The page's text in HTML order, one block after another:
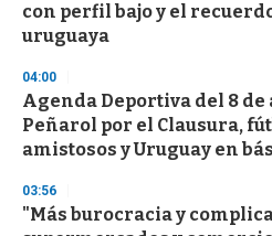
con perfil bajo y el
uruguaya
04:00
Agenda Deportiva del 8 de
Peñarol por el Clausura,
amistosos y Uruguay en
03:56
"Más burocracia y